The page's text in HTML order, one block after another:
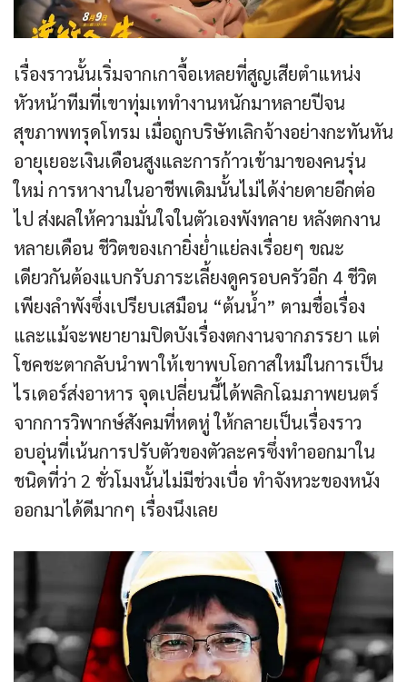
เรื่องราวนั้นเริ่มจากเกาจื้อเหลยที่สูญเสียตำแหน่ง
หัวหน้าทีมที่เขาทุ่มเททำงานหนักมาหลายปีจน
สุขภาพทรุดโทรม เมื่อถูกบริษัทเลิกจ้างอย่างกะทันหัน
อายุเยอะเงินเดือนสูงและการก้าวเข้ามาของคนรุ่น
ใหม่ การหางานในอาชีพเดิมนั้นไม่ได้ง่ายดายอีกต่อ
ไป ส่งผลให้ความมั่นใจในตัวเองพังทลาย หลังตกงาน
หลายเดือน ชีวิตของเกายิ่งย่ำแย่ลงเรื่อยๆ ขณะ
เดียวกันต้องแบกรับภาระเลี้ยงดูครอบครัวอีก 4 ชีวิต
เพียงลำพังซึ่งเปรียบเสมือน “ต้นน้ำ” ตามชื่อเรื่อง
และแม้จะพยายามปิดบังเรื่องตกงานจากภรรยา แต่
โชคชะตากลับนำพาให้เขาพบโอกาสใหม่ในการเป็น
ไรเดอร์ส่งอาหาร จุดเปลี่ยนนี้ได้พลิกโฉมภาพยนตร์
จากการวิพากษ์สังคมที่หดหู่ ให้กลายเป็นเรื่องราว
อบอุ่นที่เน้นการปรับตัวของตัวละครซึ่งทำออกมาใน
ชนิดที่ว่า 2 ชั่วโมงนั้นไม่มีช่วงเบื่อ ทำจังหวะของหนัง
ออกมาได้ดีมากๆ เรื่องนึงเลย